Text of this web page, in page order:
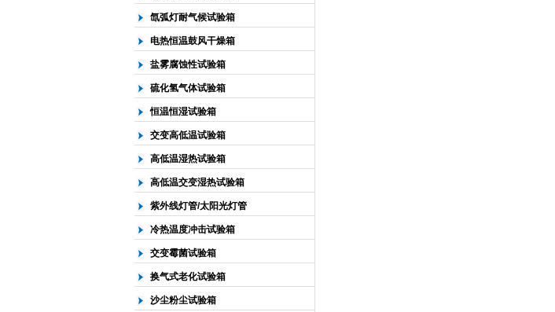
氙弧灯耐气候试验箱
电热恒温鼓风干燥箱
盐雾腐蚀性试验箱
硫化氢气体试验箱
恒温恒湿试验箱
交变高低温试验箱
高低温湿热试验箱
高低温交变湿热试验箱
紫外线灯管/太阳光灯管
冷热温度冲击试验箱
交变霉菌试验箱
换气式老化试验箱
沙尘粉尘试验箱